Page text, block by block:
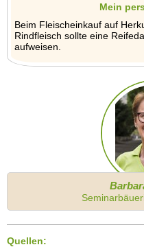
Mein
Beim Fleischeinkauf auf
Rindfleisch sollte eine
aufweisen.
Quellen: